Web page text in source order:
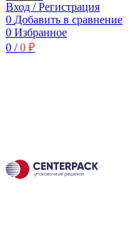
Вход / Регистрация
0 Добавить в сравнение
0 Избранное
0 / 0 ₽